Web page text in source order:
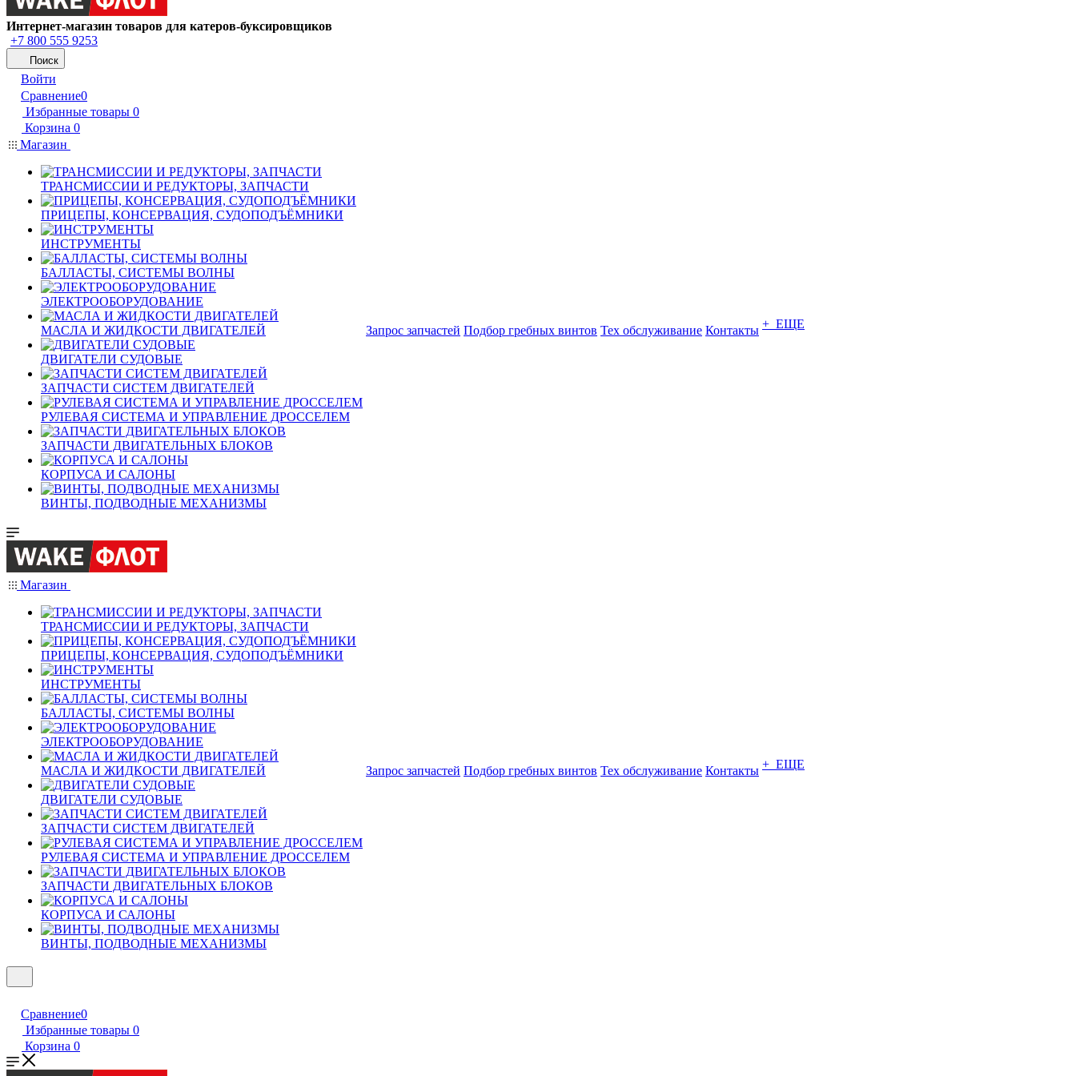
Интернет-магазин товаров для катеров-буксировщиков
+7 800 555 9253
Поиск
Войти
Сравнение0
Избранные товары 0
Корзина 0
Магазин
ТРАНСМИССИИ И РЕДУКТОРЫ, ЗАПЧАСТИ
ПРИЦЕПЫ, КОНСЕРВАЦИЯ, СУДОПОДЪЁМНИКИ
ИНСТРУМЕНТЫ
БАЛЛАСТЫ, СИСТЕМЫ ВОЛНЫ
ЭЛЕКТРООБОРУДОВАНИЕ
МАСЛА И ЖИДКОСТИ ДВИГАТЕЛЕЙ
ДВИГАТЕЛИ СУДОВЫЕ
ЗАПЧАСТИ СИСТЕМ ДВИГАТЕЛЕЙ
РУЛЕВАЯ СИСТЕМА И УПРАВЛЕНИЕ ДРОССЕЛЕМ
ЗАПЧАСТИ ДВИГАТЕЛЬНЫХ БЛОКОВ
КОРПУСА И САЛОНЫ
ВИНТЫ, ПОДВОДНЫЕ МЕХАНИЗМЫ
Запрос запчастей Подбор гребных винтов Тех обслуживание Контакты + ЕЩЕ
Магазин
ТРАНСМИССИИ И РЕДУКТОРЫ, ЗАПЧАСТИ
ПРИЦЕПЫ, КОНСЕРВАЦИЯ, СУДОПОДЪЁМНИКИ
ИНСТРУМЕНТЫ
БАЛЛАСТЫ, СИСТЕМЫ ВОЛНЫ
ЭЛЕКТРООБОРУДОВАНИЕ
МАСЛА И ЖИДКОСТИ ДВИГАТЕЛЕЙ
ДВИГАТЕЛИ СУДОВЫЕ
ЗАПЧАСТИ СИСТЕМ ДВИГАТЕЛЕЙ
РУЛЕВАЯ СИСТЕМА И УПРАВЛЕНИЕ ДРОССЕЛЕМ
ЗАПЧАСТИ ДВИГАТЕЛЬНЫХ БЛОКОВ
КОРПУСА И САЛОНЫ
ВИНТЫ, ПОДВОДНЫЕ МЕХАНИЗМЫ
Запрос запчастей Подбор гребных винтов Тех обслуживание Контакты + ЕЩЕ
Сравнение0
Избранные товары 0
Корзина 0